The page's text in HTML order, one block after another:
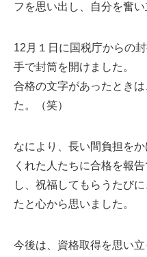
フを思い出し、自分を奮い
12月１日に国税庁からの
手で封筒を開けました。
合格の文字があったとき
た。（笑）
なにより、長い間負担を
くれた人たちに合格を報
し、祝福してもらうたび
たと心から思いました。
今後は、資格取得を思い